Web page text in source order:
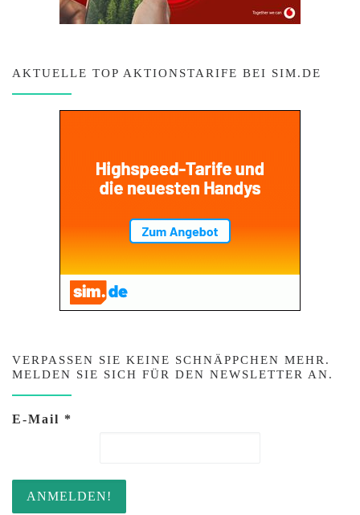
AKTUELLE TOP AKTIONSTARIFE BEI SIM.DE
VERPASSEN SIE KEINE SCHNÄPPCHEN MEHR.
MELDEN SIE SICH FÜR DEN NEWSLETTER AN.
E-Mail *